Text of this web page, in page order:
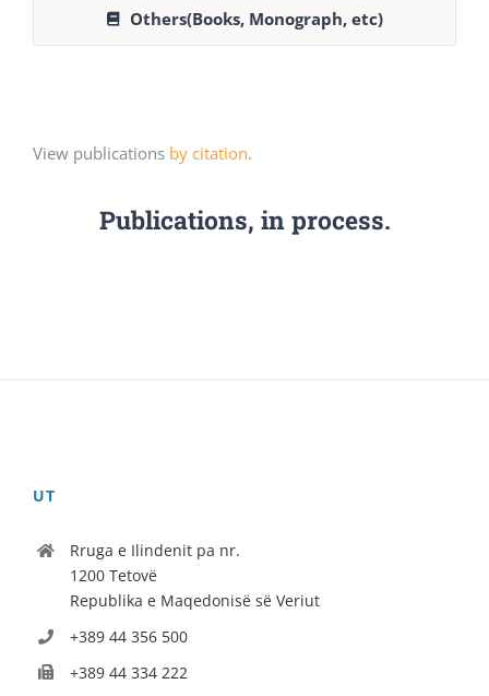
Others(Books, Monograph, etc)
View publications by citation.
Publications, in process.
UT
Rruga e Ilindenit pa nr.
1200 Tetovë
Republika e Maqedonisë së Veriut
+389 44 356 500
+389 44 334 222